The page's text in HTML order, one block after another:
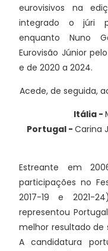
eurovisivos na
integrado o júri
enquanto Nuno
Eurovisão Júnior
e de 2020 a 2024.
Acede, de seguida,
Itália -
Portugal - Carina
Estreante em
participações no
2017-19 e 2021-
representou
melhor resultado de
A candidatura